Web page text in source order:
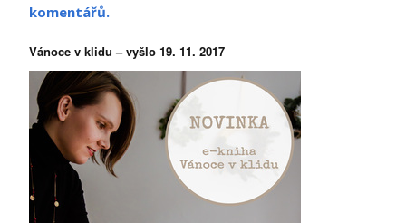
komentářů.
Vánoce v klidu – vyšlo 19. 11. 2017